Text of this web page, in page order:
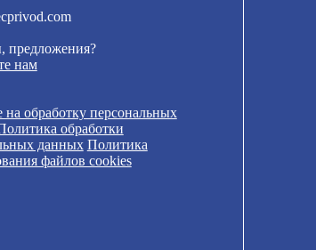
предложения?
нам
на обработку персональных
обработки
данных Политика
файлов cookies